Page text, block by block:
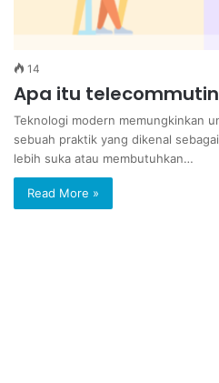
14
Apa itu
Teknologi modern memungkinkan
sebuah praktik yang dikenal
lebih suka atau membutuhkan…
Read More »